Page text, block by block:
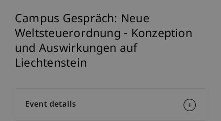
Campus Gespräch: Neue
Weltsteuerordnung - Konzeption
und Auswirkungen auf
Liechtenstein
Event details